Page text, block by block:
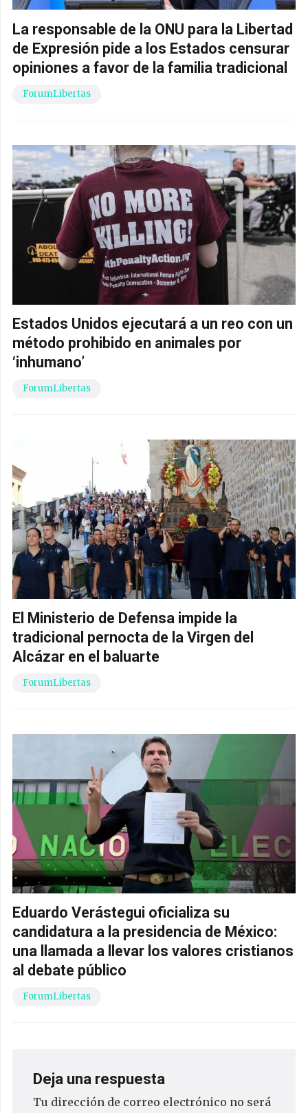
La responsable de la ONU para la Libertad
de Expresión pide a los Estados censurar
opiniones a favor de la familia tradicional
ForumLibertas
Estados Unidos ejecutará a un reo con un
método prohibido en animales por
‘inhumano’
ForumLibertas
El Ministerio de Defensa impide la
tradicional pernocta de la Virgen del
Alcázar en el baluarte
ForumLibertas
Eduardo Verástegui oficializa su
candidatura a la presidencia de México:
una llamada a llevar los valores cristianos
al debate público
ForumLibertas
Deja una respuesta
Tu dirección de correo electrónico no será